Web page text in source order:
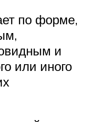
по форме,
и
или иного